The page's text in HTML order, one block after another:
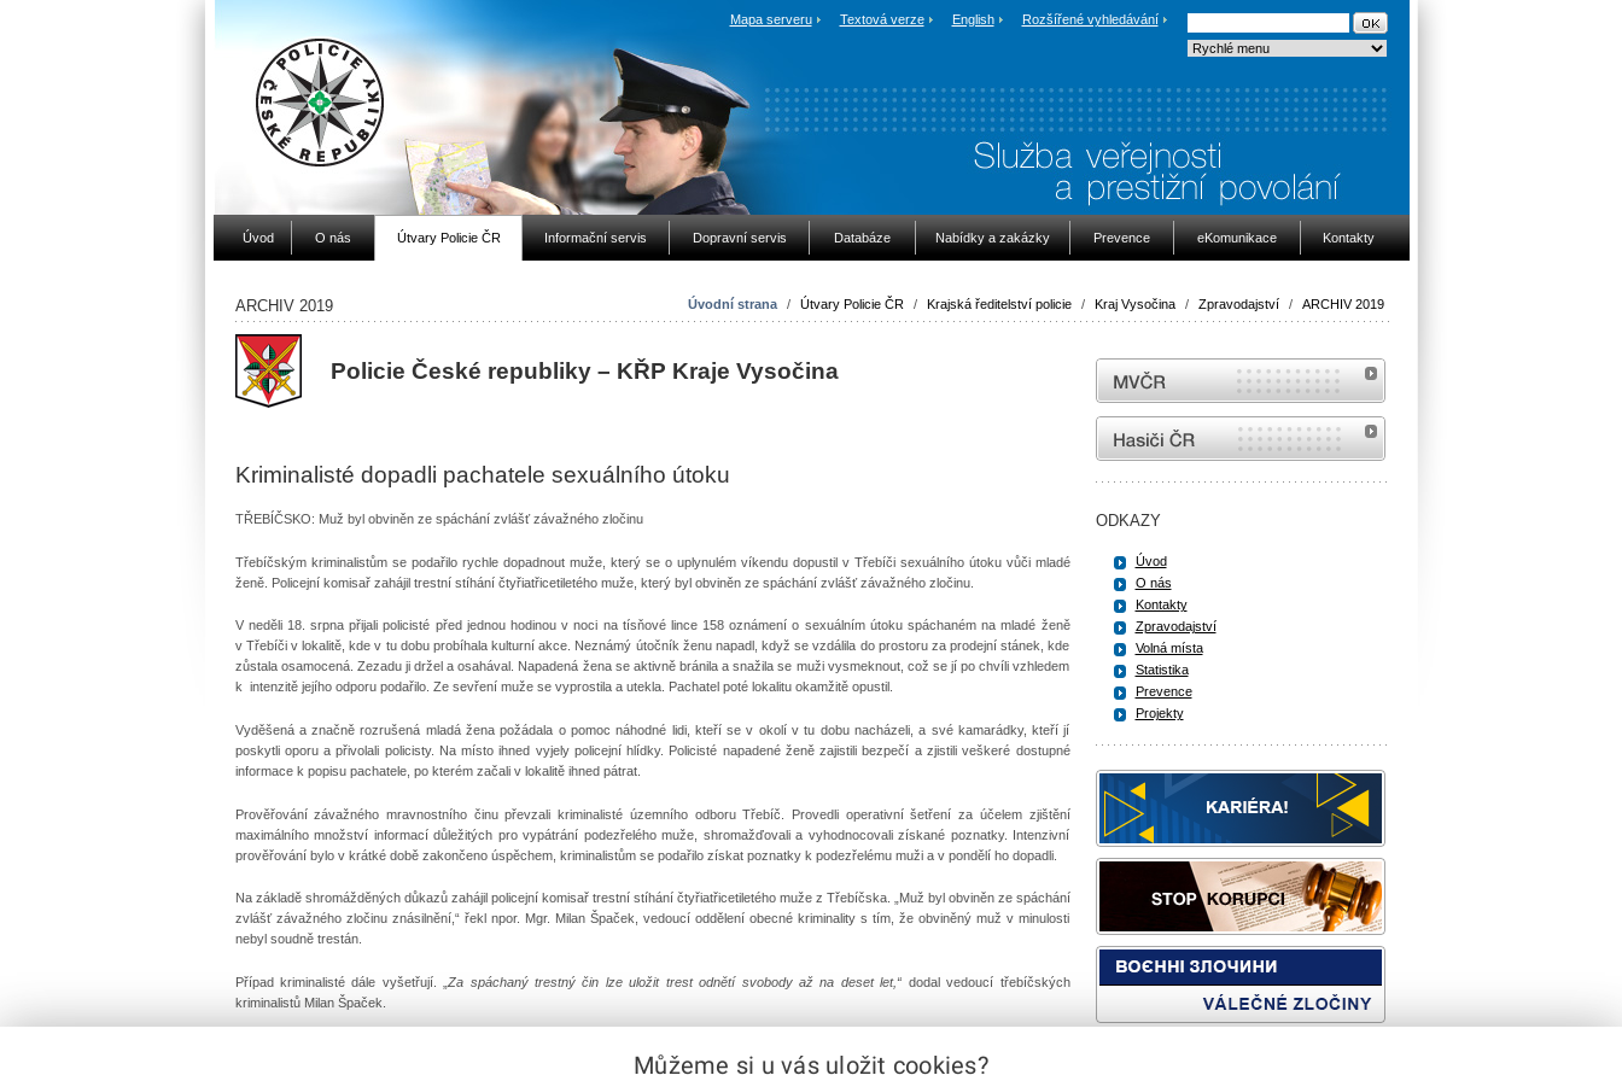
Mapa serveru Textová verze English Rozšířené vyhledávání
Úvod O nás Útvary Policie ČR Informační servis Dopravní servis Databáze Nabídky a zakázky Prevence eKomunikace Kontakty
Úvodní strana / Útvary Policie ČR / Krajská ředitelství policie / Kraj Vysočina / Zpravodajství / ARCHIV 2019
ARCHIV 2019
Policie České republiky – KŘP Kraje Vysočina
Kriminalisté dopadli pachatele sexuálního útoku
TŘEBÍČSKO: Muž byl obviněn ze spáchání zvlášť závažného zločinu
Třebíčským kriminalistům se podařilo rychle dopadnout muže, který se o uplynulém víkendu dopustil v Třebíči sexuálního útoku vůči mladé
ženě. Policejní komisař zahájil trestní stíhání čtyřiatřicetiletého muže, který byl obviněn ze spáchání zvlášť závažného zločinu.
V neděli 18. srpna přijali policisté před jednou hodinou v noci na tísňové lince 158 oznámení o sexuálním útoku spáchaném na mladé ženě
v Třebíči v lokalitě, kde v tu dobu probíhala kulturní akce. Neznámý útočník ženu napadl, když se vzdálila do prostoru za prodejní stánek, kde
zůstala osamocená. Zezadu ji držel a osahával. Napadená žena se aktivně bránila a snažila se muži vysmeknout, což se jí po chvíli vzhledem
k intenzitě jejího odporu podařilo. Ze sevření muže se vyprostila a utekla. Pachatel poté lokalitu okamžitě opustil.
Vyděšená a značně rozrušená mladá žena požádala o pomoc náhodné lidi, kteří se v okolí v tu dobu nacházeli, a své kamarádky, kteří jí
poskytli oporu a přivolali policisty. Na místo ihned vyjely policejní hlídky. Policisté napadené ženě zajistili bezpečí a zjistili veškeré dostupné
informace k popisu pachatele, po kterém začali v lokalitě ihned pátrat.
Prověřování závažného mravnostního činu převzali kriminalisté územního odboru Třebíč. Provedli operativní šetření za účelem zjištění
maximálního množství informací důležitých pro vypátrání podezřelého muže, shromažďovali a vyhodnocovali získané poznatky. Intenzivní
prověřování bylo v krátké době zakončeno úspěchem, kriminalistům se podařilo získat poznatky k podezřelému muži a v pondělí ho dopadli.
Na základě shromážděných důkazů zahájil policejní komisař trestní stíhání čtyřiatřicetiletého muže z Třebíčska. „Muž byl obviněn ze spáchání
zvlášť závažného zločinu znásilnění,“ řekl npor. Mgr. Milan Špaček, vedoucí oddělení obecné kriminality s tím, že obviněný muž v minulosti
nebyl soudně trestán.
Případ kriminalisté dále vyšetřují. „Za spáchaný trestný čin lze uložit trest odnětí svobody až na deset let,“ dodal vedoucí třebíčských
kriminalistů Milan Špaček.
MVČR
internetové stránky Hasiči ČR
ODKAZY
Úvod
O nás
Kontakty
Zpravodajství
Volná místa
Statistika
Prevence
Projekty
Můžeme si u vás uložit cookies?